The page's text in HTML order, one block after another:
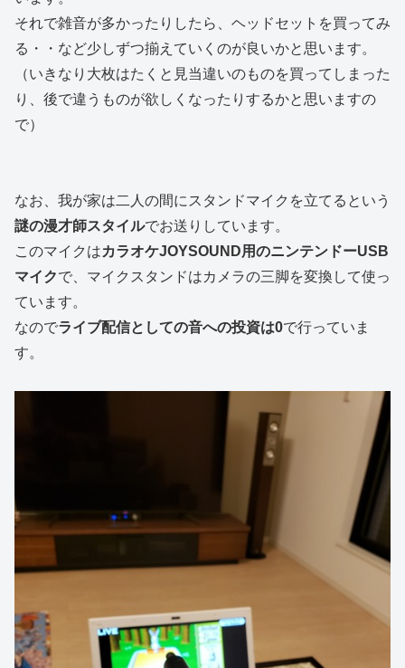
それで雑音が多かったりしたら、ヘッドセットを買ってみ
る・・など少しずつ揃えていくのが良いかと思います。
（いきなり大枚はたくと見当違いのものを買ってしまった
り、後で違うものが欲しくなったりするかと思いますの
で）
なお、我が家は二人の間にスタンドマイクを立てるという
謎の漫才師スタイルでお送りしています。
このマイクはカラオケJOYSOUND用のニンテンドーUSB
マイクで、マイクスタンドはカメラの三脚を変換して使っ
ています。
なのでライブ配信としての音への投資は0で行っていま
す。